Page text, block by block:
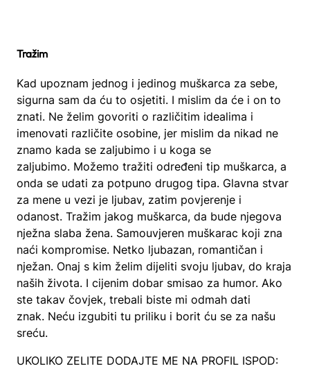
Tražim
Kad upoznam jednog i jedinog muškarca za sebe,
sigurna sam da ću to osjetiti. I mislim da će i on to
znati. Ne želim govoriti o različitim idealima i
imenovati različite osobine, jer mislim da nikad ne
znamo kada se zaljubimo i u koga se
zaljubimo. Možemo tražiti određeni tip muškarca, a
onda se udati za potpuno drugog tipa. Glavna stvar
za mene u vezi je ljubav, zatim povjerenje i
odanost. Tražim jakog muškarca, da bude njegova
nježna slaba žena. Samouvjeren muškarac koji zna
naći kompromise. Netko ljubazan, romantičan i
nježan. Onaj s kim želim dijeliti svoju ljubav, do kraja
naših života. I cijenim dobar smisao za humor. Ako
ste takav čovjek, trebali biste mi odmah dati
znak. Neću izgubiti tu priliku i borit ću se za našu
sreću.
UKOLIKO ZELITE DODAJTE ME NA PROFIL ISPOD: